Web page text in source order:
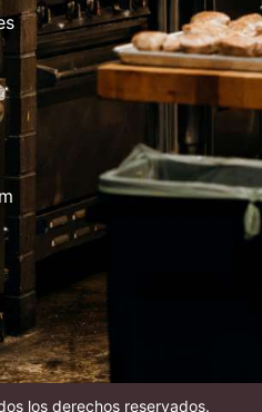
los derechos reservados.